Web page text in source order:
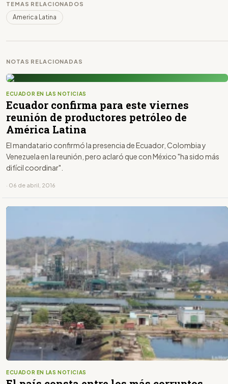
TEMAS RELACIONADOS
America Latina
NOTAS RELACIONADAS
ECUADOR EN LAS NOTICIAS
Ecuador confirma para este viernes
reunión de productores petróleo de
América Latina
El mandatario confirmó la presencia de Ecuador, Colombia y
Venezuela en la reunión, pero aclaró que con México "ha sido más
difícil coordinar".
· 06 de abril, 2016
ECUADOR EN LAS NOTICIAS